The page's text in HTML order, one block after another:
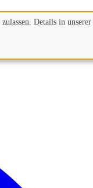
Details in unserer